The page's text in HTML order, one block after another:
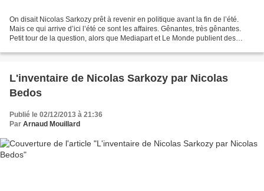
On disait Nicolas Sarkozy prêt à revenir en politique avant la fin de l’été.
Mais ce qui arrive d’ici l’été ce sont les affaires. Gênantes, très gênantes.
Petit tour de la question, alors que Mediapart et Le Monde publient des
L'inventaire de Nicolas Sarkozy par Nicolas
Bedos
Publié le 02/12/2013 à 21:36
Par Arnaud Mouillard